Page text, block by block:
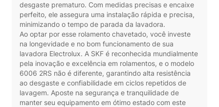
desgaste prematuro. Com medidas precisas e encaixe
perfeito, ele assegura uma instalação rápida e precisa,
minimizando o tempo de parada da lavadora.
Ao optar por esse rolamento chavetado, você investe
na longevidade e no bom funcionamento de sua
lavadora Electrolux. A SKF é reconhecida mundialmente
pela inovação e excelência em rolamentos, e o modelo
6006 2RS não é diferente, garantindo alta resistência
ao desgaste e confiabilidade em ciclos repetidos de
lavagem. Aposte na segurança e tranquilidade de
manter seu equipamento em ótimo estado com este